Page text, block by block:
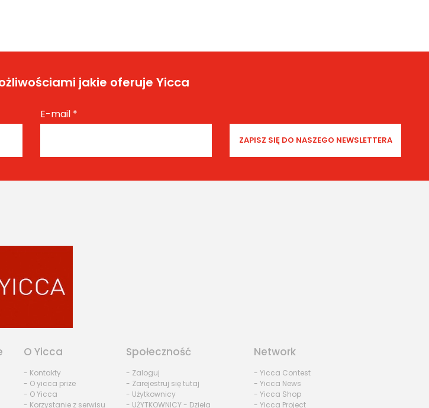
jakie oferuje Yicca
E-mail *
O Yicca
- Kontakty
- O yicca prize
- O Yicca
- Korzystanie z serwisu
Społeczność
- Zaloguj
- Zarejestruj się tutaj
- Użytkownicy
- UŻYTKOWNICY - Dzieła
Network
- Yicca Contest
- Yicca News
- Yicca Shop
- Yicca Project